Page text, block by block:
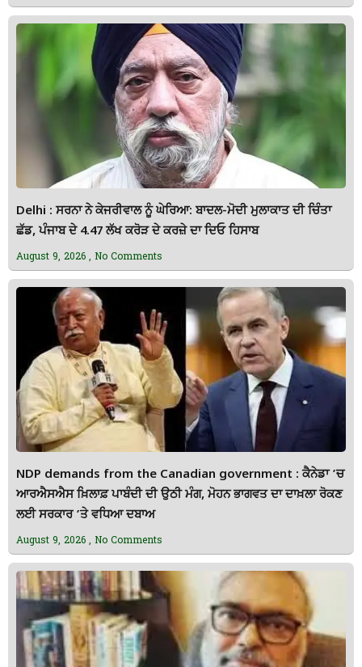
Delhi : ਸਰਨਾ ਨੇ ਕੇਜਰੀਵਾਲ ਨੂੰ ਘੇਰਿਆ: ਬਾਦਲ-ਮੋਦੀ ਮੁਲਾਕਾਤ ਦੀ ਚਿੰਤਾ
ਛੱਡ, ਪੰਜਾਬ ਦੇ 4.47 ਲੱਖ ਕਰੋੜ ਦੇ ਕਰਜ਼ੇ ਦਾ ਦਿਓ ਹਿਸਾਬ
August 9, 2026 No Comments
NDP demands from the Canadian government : ਕੈਨੇਡਾ ’ਚ
ਆਰਐਸਐਸ ਖ਼ਿਲਾਫ਼ ਪਾਬੰਦੀ ਦੀ ਉਠੀ ਮੰਗ, ਮੋਹਨ ਭਾਗਵਤ ਦਾ ਦਾਖ਼ਲਾ ਰੋਕਣ
ਲਈ ਸਰਕਾਰ ’ਤੇ ਵਧਿਆ ਦਬਾਅ
August 9, 2026 No Comments